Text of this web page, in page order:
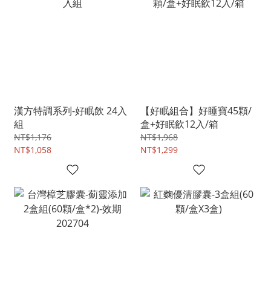
漢方特調系列-好眠飲 24入
組
NT$1,176
NT$1,058
【好眠組合】好睡寶45顆/
盒+好眠飲12入/箱
NT$1,968
NT$1,299